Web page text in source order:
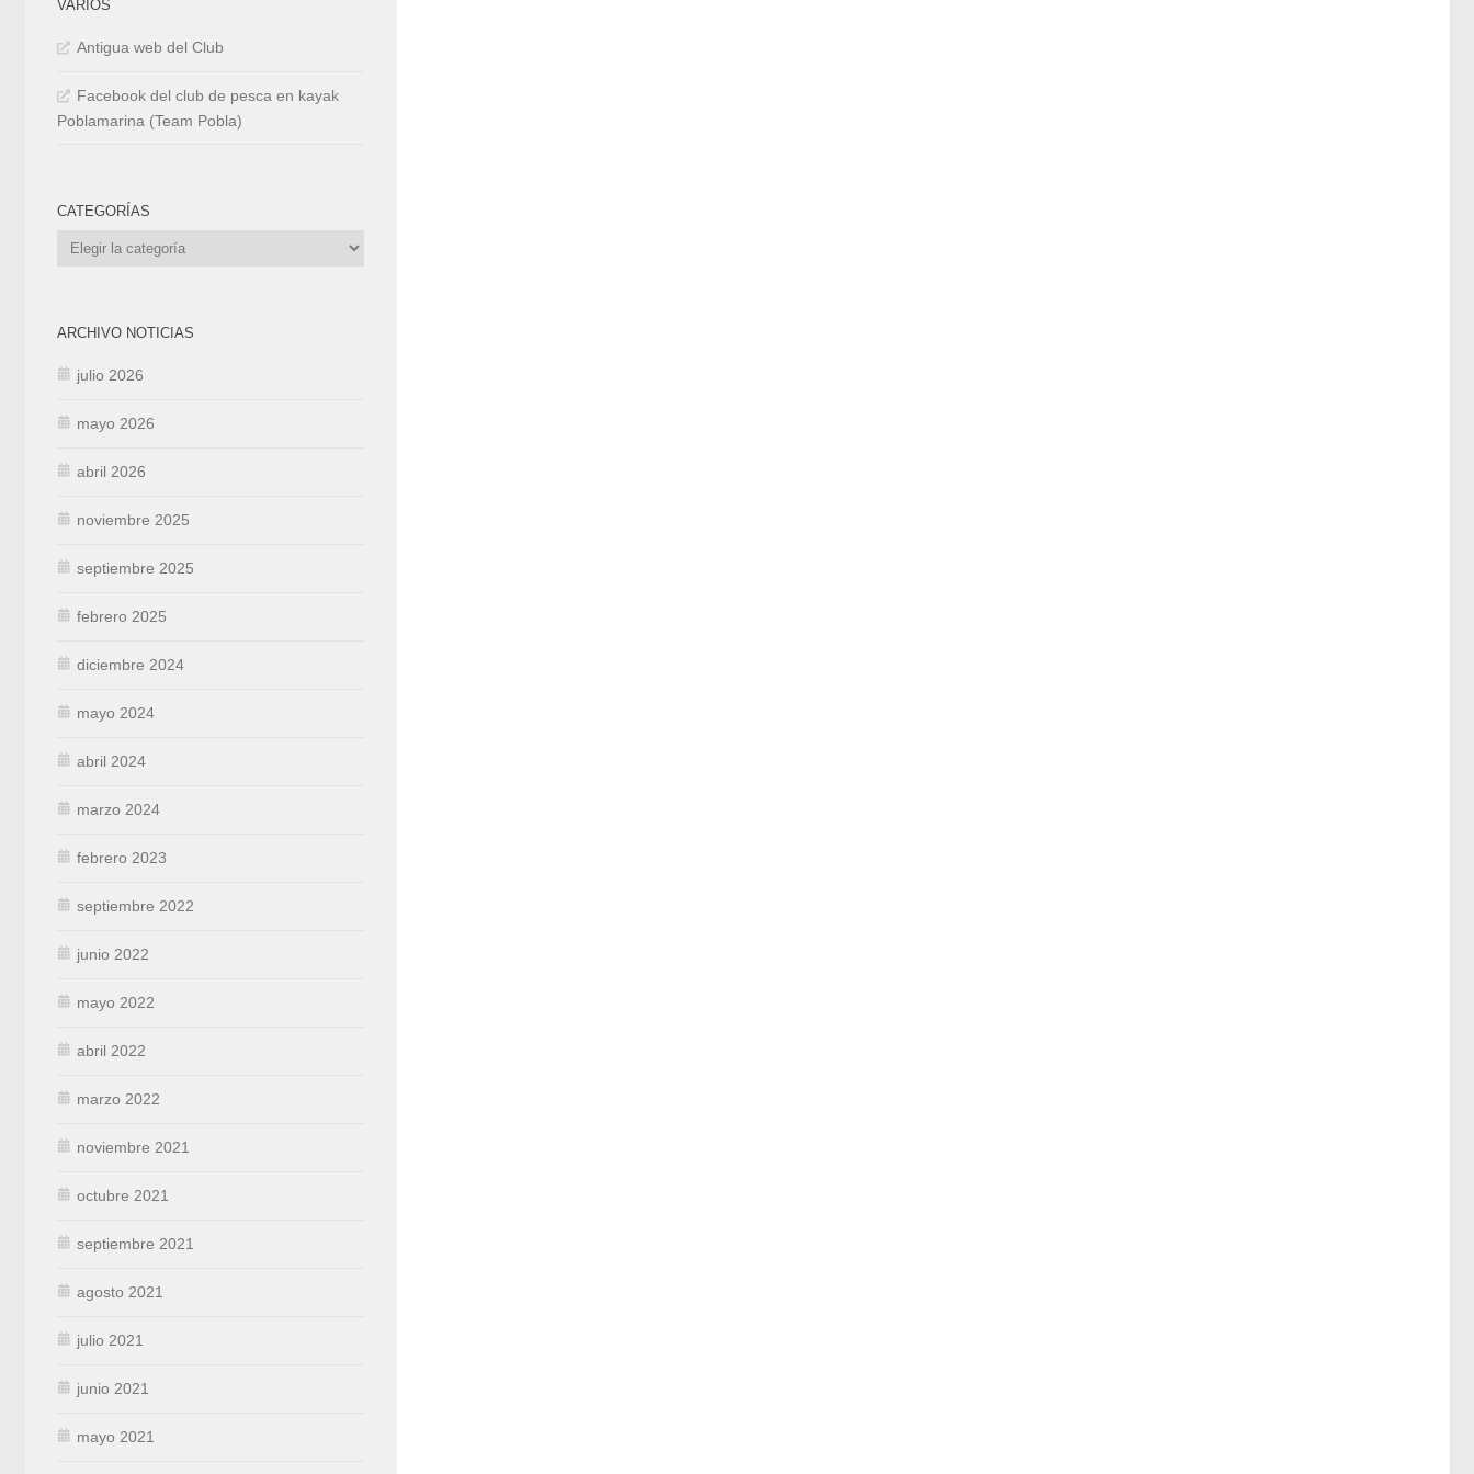
VARIOS
Antigua web del Club
Facebook del club de pesca en kayak
Poblamarina (Team Pobla)
CATEGORÍAS
Categorías
ARCHIVO NOTICIAS
julio 2026
mayo 2026
abril 2026
noviembre 2025
septiembre 2025
febrero 2025
diciembre 2024
mayo 2024
abril 2024
marzo 2024
febrero 2023
septiembre 2022
junio 2022
mayo 2022
abril 2022
marzo 2022
noviembre 2021
octubre 2021
septiembre 2021
agosto 2021
julio 2021
junio 2021
mayo 2021